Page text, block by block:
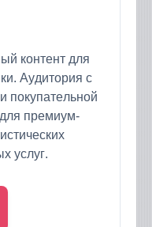
контент для
Аудитория с
покупательной
премиум-
услуг.